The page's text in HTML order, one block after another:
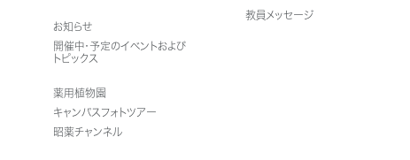
お知らせ
開催中・予定のイベントおよび
トピックス
薬用植物園
キャンパスフォトツアー
昭薬チャンネル
教員メッセージ